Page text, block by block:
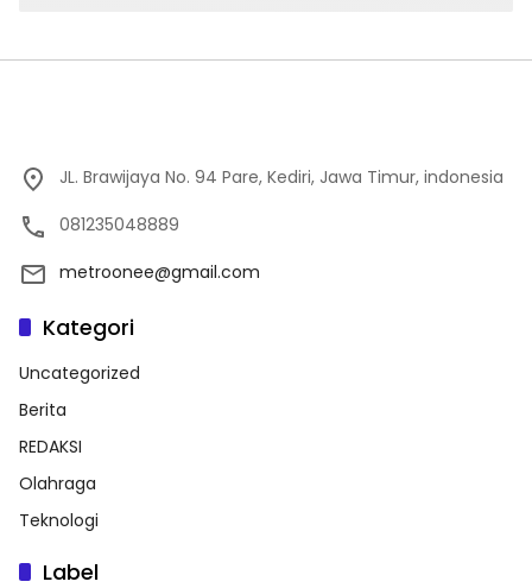
JL. Brawijaya No. 94 Pare, Kediri, Jawa Timur, indonesia
081235048889
metroonee@gmail.com
Kategori
Uncategorized
Berita
REDAKSI
Olahraga
Teknologi
Label